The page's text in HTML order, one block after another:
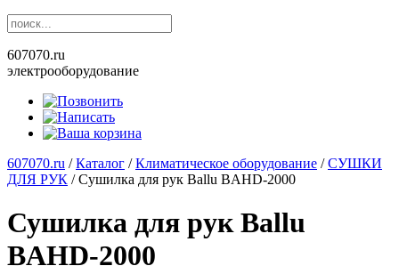
607070.ru
электрооборудование
607070.ru /Каталог /Климатическое оборудование /СУШКИ
ДЛЯ РУК /Сушилка для рук Ballu BAHD-2000
Сушилка для рук Ballu
BAHD-2000